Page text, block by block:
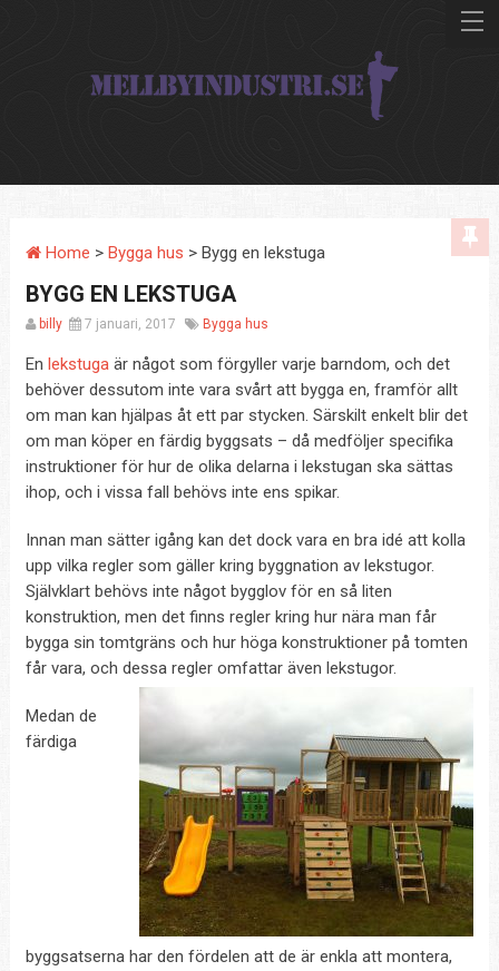
Home > Bygga hus > Bygg en lekstuga
BYGG EN LEKSTUGA
billy 7 januari, 2017 Bygga hus
En lekstugaär något som förgyller varje barndom, och det
behöver dessutom inte vara svårt att bygga en, framför allt
om man kan hjälpas åt ett par stycken. Särskilt enkelt blir det
om man köper en färdig byggsats – då medföljer specifika
instruktioner för hur de olika delarna i lekstugan ska sättas
ihop, och i vissa fall behövs inte ens spikar.
Innan man sätter igång kan det dock vara en bra idé att kolla
upp vilka regler som gäller kring byggnation av lekstugor.
Självklart behövs inte något bygglov för en så liten
konstruktion, men det finns regler kring hur nära man får
bygga sin tomtgräns och hur höga konstruktioner på tomten
får vara, och dessa regler omfattar även lekstugor.
Medan de
färdiga
byggsatserna har den fördelen att de är enkla att montera,